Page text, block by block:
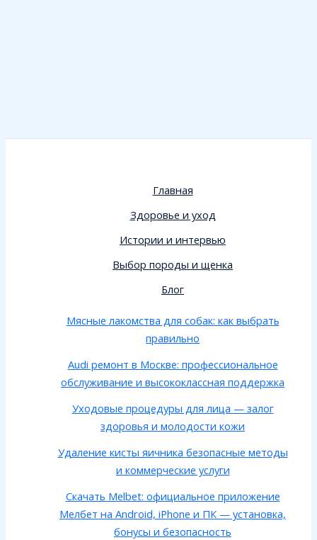
Главная
Здоровье и уход
Истории и интервью
Выбор породы и щенка
Блог
Мясные лакомства для собак: как выбрать
правильно
Audi ремонт в Москве: профессиональное
обслуживание и высококлассная поддержка
Уходовые процедуры для лица — залог
здоровья и молодости кожи
Удаление кисты яичника безопасные методы
и коммерческие услуги
Скачать Melbet: официальное приложение
Мелбет на Android, iPhone и ПК — установка,
бонусы и безопасность